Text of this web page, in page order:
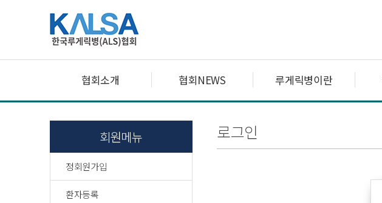
협회소개 협회NEWS 루게릭병이란
회원메뉴
정회원가입
환자등록
로그인